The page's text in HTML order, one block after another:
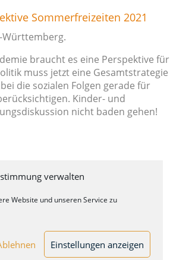
verwalten
Website und unseren Service zu
Einstellungen anzeigen
Sommer­freizeiten 2021
Württemberg.
braucht es eine Perspektive für
muss jetzt eine Gesamtstrategie
die sozialen Folgen gerade für
Kinder- und
nicht baden gehen!
festen Gruppen müssen für alle
möglich sein;
wir einen Planungsrahmen;
sollen nicht für
werden;